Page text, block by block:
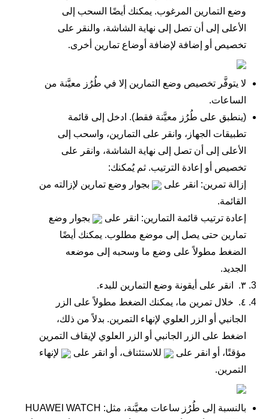
وضع التمارين المرغوب. يمكنك أيضًا السحب إلى
الأعلى إلى أن تصل إلى نهاية الشاشة، والنقر على
تخصيص أو إضافة لإضافة أوضاع تمارين أخرى.
لا يتوفَّر تخصيص وضع التمارين إلا في طُرُز معيَّنة من
الساعات.
(ينطبق على طُرُز معيَّنة فقط). ادخل إلى قائمة
تطبيقات الجهاز، وانقر على التمارين، واسحب إلى
الأعلى إلى أن تصل إلى نهاية الشاشة، وانقر على
تخصيص أو إعادة الترتيب. ثم يُمكنك:
إزالة تمرين: انقر على
بجوار وضع تمارين لإزالته من
القائمة.
إعادة ترتيب قائمة التمارين: انقر على
بجوار وضع
تمارين حتى يصل إلى موضع مطلوب. يمكنك أيضًا
الضغط مطولاً على وضع ما وسحبه إلى موضعه
الجديد.
٣.
انقر على أيقونة وضع التمارين للبدء.
٤.
خلال تمرين ما، يمكنك الضغط مطولاً على الزر
الجانبي أو الزر العلوي لإنهاء التمرين. بدلاً من ذلك،
اضغط على الزر الجانبي أو الزر العلوي لإيقاف التمرين
مؤقتًا، أو انقر على
للاستئناف، أو انقر على
لإنهاء
التمرين.
بالنسبة إلى طُرُز ساعات معيَّنة، مثل: HUAWEI WATCH